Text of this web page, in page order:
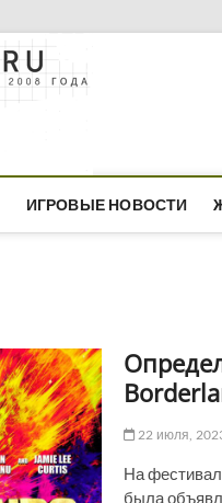
ИГРОВЫЕ НОВОСТИ
22 июля,
На
была